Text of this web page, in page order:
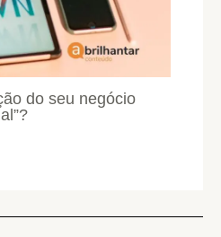
do seu negócio